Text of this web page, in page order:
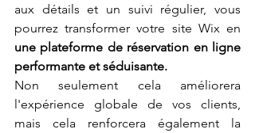
aux détails et un suivi régulier, vous
une plateforme de réservation en ligne
performante et séduisante.
Non seulement cela améliorera
l'expérience globale de vos clients,
mais cela renforcera également la